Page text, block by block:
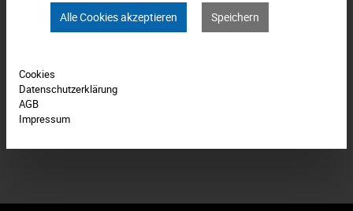
Technische Daten
Produkt FAQs
Alle Cookies akzeptieren Speichern
Cookies
Datenschutzerklärung
AGB
Impressum